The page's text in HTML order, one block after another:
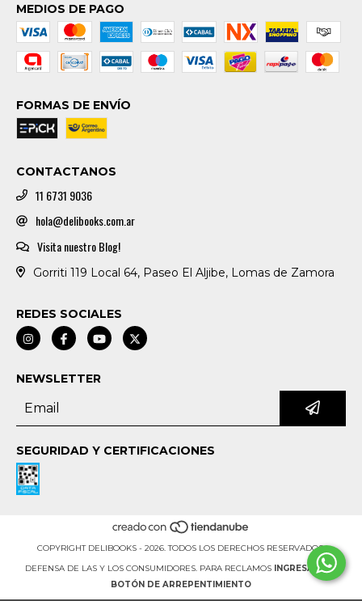
MEDIOS DE PAGO
FORMAS DE ENVÍO
CONTACTANOS
11 6731 9036
hola@delibooks.com.ar
Visita nuestro Blog!
Gorriti 119 Local 64, Paseo El Aljibe, Lomas de Zamora
REDES SOCIALES
NEWSLETTER
SEGURIDAD Y CERTIFICACIONES
COPYRIGHT DELIBOOKS - 2026. TODOS LOS DERECHOS RESERVADOS.
DEFENSA DE LAS Y LOS CONSUMIDORES. PARA RECLAMOS
INGRESÁ ACÁ.
BOTÓN DE ARREPENTIMIENTO